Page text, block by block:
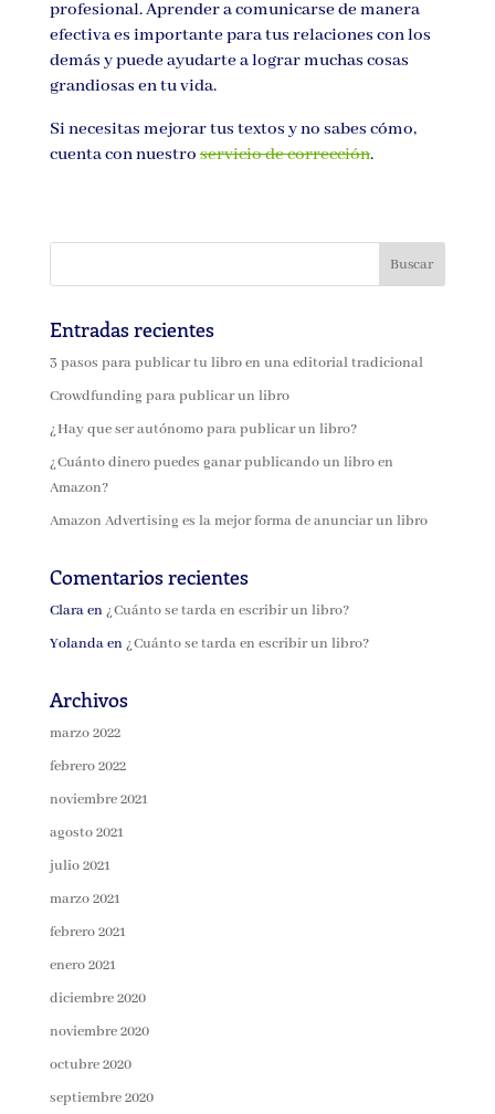
profesional. Aprender a comunicarse de manera
efectiva es importante para tus relaciones con los
demás y puede ayudarte a lograr muchas cosas
grandiosas en tu vida.
Si necesitas mejorar tus textos y no sabes cómo,
cuenta con nuestroservicio de corrección.
Entradas recientes
3 pasos para publicar tu libro en una editorial tradicional
Crowdfunding para publicar un libro
¿Hay que ser autónomo para publicar un libro?
¿Cuánto dinero puedes ganar publicando un libro en
Amazon?
Amazon Advertising es la mejor forma de anunciar un libro
Comentarios recientes
Claraen¿Cuánto se tarda en escribir un libro?
Yolandaen¿Cuánto se tarda en escribir un libro?
Archivos
marzo 2022
febrero 2022
noviembre 2021
agosto 2021
julio 2021
marzo 2021
febrero 2021
enero 2021
diciembre 2020
noviembre 2020
octubre 2020
septiembre 2020